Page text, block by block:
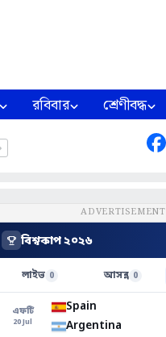
রবিবার শ্রেণীবদ্ধ
ADVERTISEMENT